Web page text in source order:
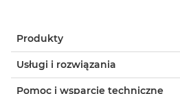
Produkty
Usługi i rozwiązania
Pomoc i wsparcie techniczne